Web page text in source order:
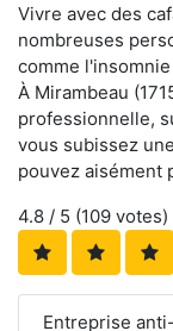
Vivre avec des
nombreuses
comme
À Mirambeau
professionnelle,
vous subissez
pouvez aisément
4.8 / 5 (109 votes)
Entreprise